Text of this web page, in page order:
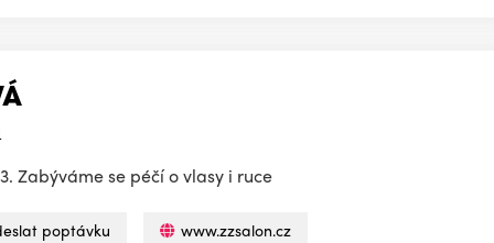
Zabýváme se péčí o vlasy i ruce
poptávku www.zzsalon.cz